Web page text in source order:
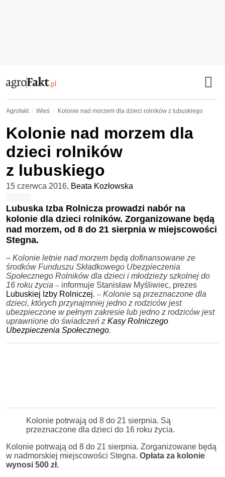
Agrofakt Wieś Kolonie nad morzem dla dzieci rolników z lubuskiego
Kolonie nad morzem dla
dzieci rolników
z lubuskiego
15 czerwca 2016, Beata Kozłowska
Lubuska Izba Rolnicza prowadzi nabór na
kolonie dla dzieci rolników. Zorganizowane będą
nad morzem, od 8 do 21 sierpnia w miejscowości
Stegna.
– Kolonie letnie nad morzem będą dofinansowane ze
środków Funduszu Składkowego Ubezpieczenia
Społecznego Rolników dla dzieci i młodzieży szkolnej do
16 roku życia – informuje Stanisław Myśliwiec, prezes
Lubuskiej Izby Rolniczej. – Kolonie są przeznaczone dla
dzieci, których przynajmniej jedno z rodziców jest
ubezpieczone w pełnym zakresie lub jedno z rodziców jest
uprawnione do świadczeń z Kasy Rolniczego
Ubezpieczenia Społecznego.
Kolonie potrwają od 8 do 21 sierpnia. Są
przeznaczone dla dzieci do 16 roku życia.
Kolonie potrwają od 8 do 21 sierpnia. Zorganizowane będą
w nadmorskiej miejscowości Stegna. Opłata za kolonie
wynosi 500 zł.